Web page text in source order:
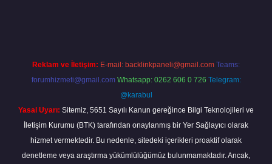
Reklam ve İletişim: E-mail: backlinkpaneli@gmail.com Teams:
forumhizmeti@gmail.com Whatsapp: 0262 606 0 726 Telegram:
@karabul
Yasal Uyarı: Sitemiz, 5651 Sayılı Kanun gereğince Bilgi Teknolojileri ve
İletişim Kurumu (BTK) tarafından onaylanmış bir Yer Sağlayıcı olarak
hizmet vermektedir. Bu nedenle, sitedeki içerikleri proaktif olarak
denetleme veya araştırma yükümlülüğümüz bulunmamaktadır. Ancak,